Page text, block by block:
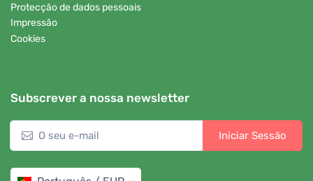
Protecção de dados pessoais
Impressão
Cookies
Subscrever a nossa newsletter
Iniciar Sessão